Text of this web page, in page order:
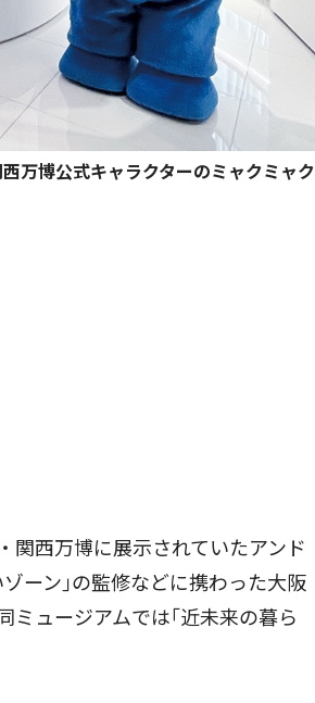
万博公式キャラクターのミャクミャク
西万博に展示されていたアンド
ーン｣の監修などに携わった大阪
ミュージアムでは｢近未来の暮ら